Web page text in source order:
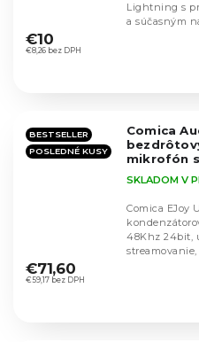
hodnotenie
produktu
hviezdičiek.
€8,26 bez DPH
€10
Lightning s
a súčasným
BESTSELLER
POSLEDNÉ KUSY
Comica
mikrofón
hodnotenie
produktu
SKLADOM V
€59,17 bez DPH
€71,60
Comica EJoy
48Khz 24bit,